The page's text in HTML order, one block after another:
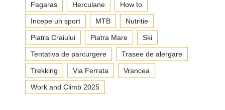
Fagaras Herculane How to
Incepe un sport MTB Nutritie
Piatra Craiului Piatra Mare Ski
Tentativa de parcurgere Trasee de alergare
Trekking Via Ferrata Vrancea
Work and Climb 2025